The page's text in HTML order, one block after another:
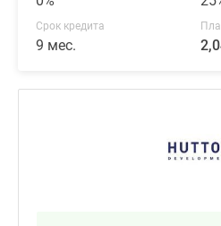
Срок кредита
9 мес.